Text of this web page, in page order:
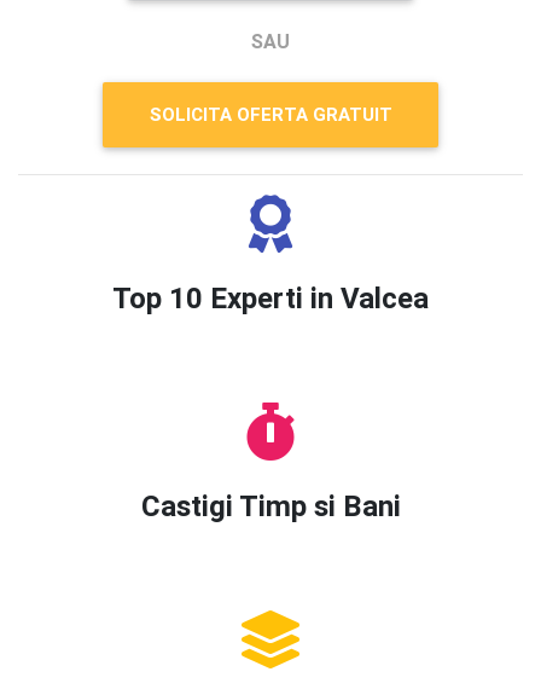
SAU
SOLICITA OFERTA GRATUIT
Top 10 Experti in Valcea
Castigi Timp si Bani